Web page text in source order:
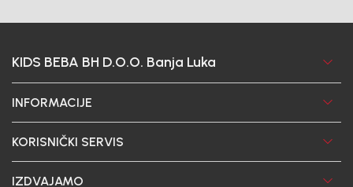
KIDS BEBA BH D.O.O. Banja Luka
INFORMACIJE
KORISNIČKI SERVIS
IZDVAJAMO